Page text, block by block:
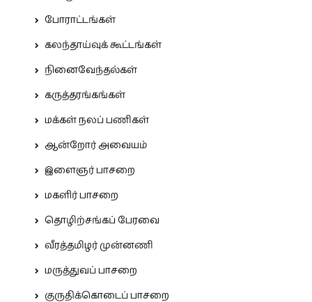
போராட்டங்கள்
கலந்தாய்வுக் கூட்டங்கள்
நினைவேந்தல்கள்
கருத்தரங்கங்கள்
மக்கள் நலப் பணிகள்
ஆன்றோர் அவையம்
இளைஞர் பாசறை
மகளிர் பாசறை
தொழிற்சங்கப் பேரவை
வீரத்தமிழர் முன்னணி
மருத்துவப் பாசறை
குருதிக்கொடைப் பாசறை